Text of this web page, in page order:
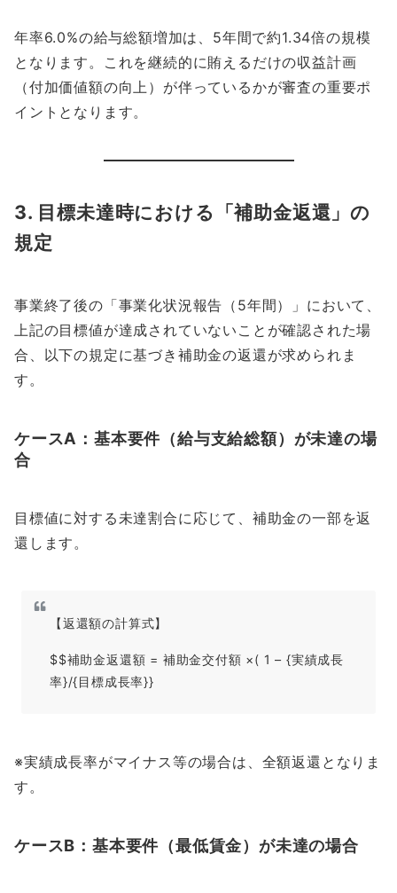
年率6.0%の給与総額増加は、5年間で約1.34倍の規模
となります。これを継続的に賄えるだけの収益計画
（付加価値額の向上）が伴っているかが審査の重要ポ
イントとなります。
3. 目標未達時における「補助金返還」の
規定
事業終了後の「事業化状況報告（5年間）」において、
上記の目標値が達成されていないことが確認された場
合、以下の規定に基づき補助金の返還が求められま
す。
ケースA：基本要件（給与支給総額）が未達の場
合
目標値に対する未達割合に応じて、補助金の一部を返
還します。
【返還額の計算式】
$$補助金返還額 = 補助金交付額 ×( 1 – {実績成長
率}/{目標成長率}}
※実績成長率がマイナス等の場合は、全額返還となりま
す。
ケースB：基本要件（最低賃金）が未達の場合